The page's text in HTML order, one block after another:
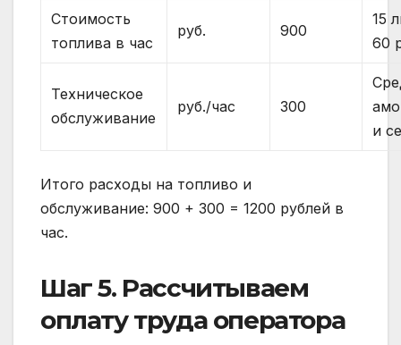
Стоимость
топлива в час
руб. 900
15
60
Техническое
обслуживание
руб./час 300
и
Итого расходы на топливо и
обслуживание: 900 + 300 = 1200 рублей в
час.
Шаг 5. Рассчитываем
оплату труда оператора